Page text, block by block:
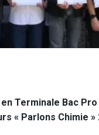
Terminale Bac
« Parlons Chimie »